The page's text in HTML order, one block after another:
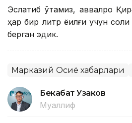
Эслатиб ўтамиз, аввалроқ
ҳар бир литр ёқилғи учун
берган эдик.
Марказий Осиё хабарлари
Бекабат Узаков
Муаллиф